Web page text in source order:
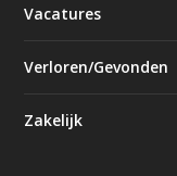
Vacatures
Verloren/Gevonden
Zakelijk